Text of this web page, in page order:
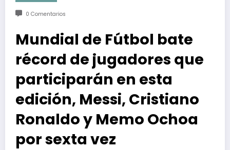
0 Comentarios
Mundial de Fútbol bate
récord de jugadores que
participarán en esta
edición, Messi, Cristiano
Ronaldo y Memo Ochoa
por sexta vez